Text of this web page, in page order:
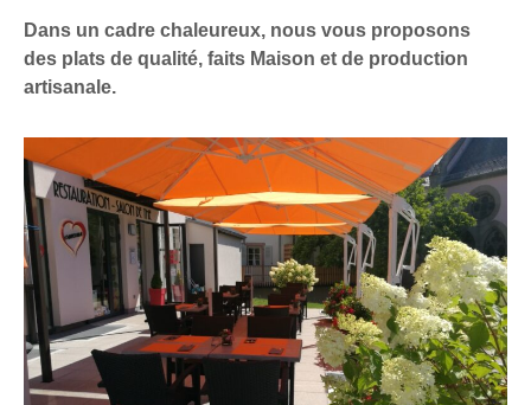
Dans un cadre chaleureux, nous vous proposons
des plats de qualité, faits Maison et de production
artisanale.